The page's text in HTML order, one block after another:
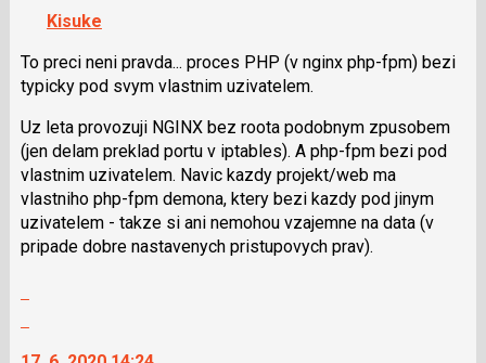
navigaci
lze
použít
i
N
pro
následující
a
P
pro
Kisuke
To preci neni pravda... proces PHP (v nginx php-fpm) bezi
typicky pod svym vlastnim uzivatelem.
Uz leta provozuji NGINX bez roota podobnym zpusobem
(jen delam preklad portu v iptables). A php-fpm bezi pod
vlastnim uzivatelem. Navic kazdy projekt/web ma
vlastniho php-fpm demona, ktery bezi kazdy pod jinym
uzivatelem - takze si ani nemohou vzajemne na data (v
pripade dobre nastavenych pristupovych prav).